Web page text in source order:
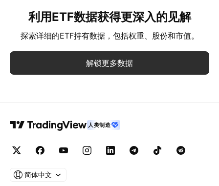
利用ETF数据获得更深入的见解
探索详细的ETF持有数据，包括权重、股份和市值。
解锁更多数据
人类制造
简体中文